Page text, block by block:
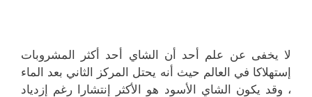
لا يخفى عن علم أحد أن الشاي أحد أكثر المشروبات
إستهلاكا في العالم حيث أنه يحتل المركز الثاني بعد الماء
، وقد يكون الشاي الأسود هو الأكثر إنتشارا رغم إزدياد